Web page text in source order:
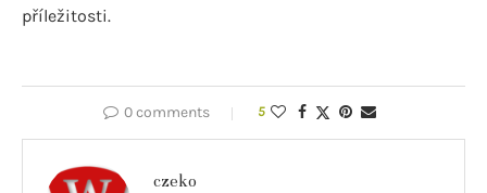
příležitosti.
0 comments 5
czeko